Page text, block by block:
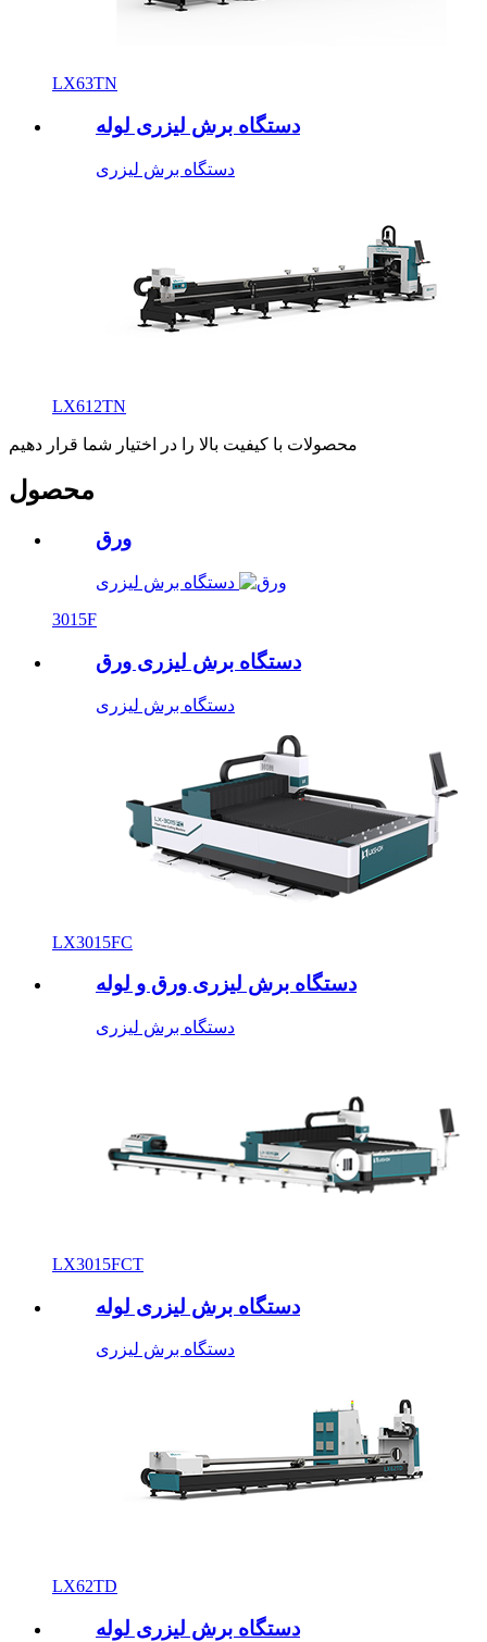
LX63TN
دستگاه برش لیزری لوله
دستگاه برش لیزری
LX612TN
محصولات با کیفیت بالا را در اختیار شما قرار دهیم
محصول
ورق
دستگاه برش لیزری
3015F
دستگاه برش لیزری ورق
دستگاه برش لیزری
LX3015FC
دستگاه برش لیزری ورق و لوله
دستگاه برش لیزری
LX3015FCT
دستگاه برش لیزری لوله
دستگاه برش لیزری
LX62TD
دستگاه برش لیزری لوله